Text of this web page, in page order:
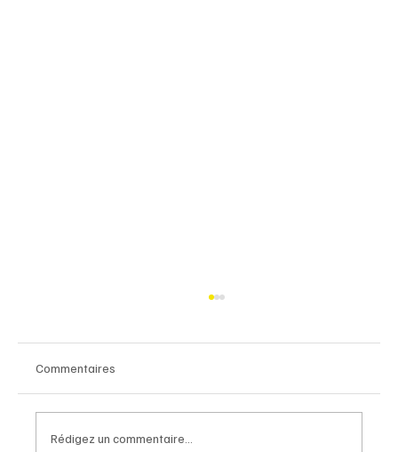
Commentaires
Rédigez un commentaire...